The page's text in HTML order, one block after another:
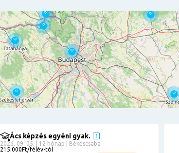
Ács képzés egyéni gyak.
2026. 09. 05. | 12 hónap | Békéscsaba
215.000Ft/félév-tól